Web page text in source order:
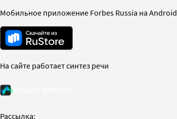
Мобильное приложение Forbes Russia на Android
На сайте работает синтез речи
Рассылка: